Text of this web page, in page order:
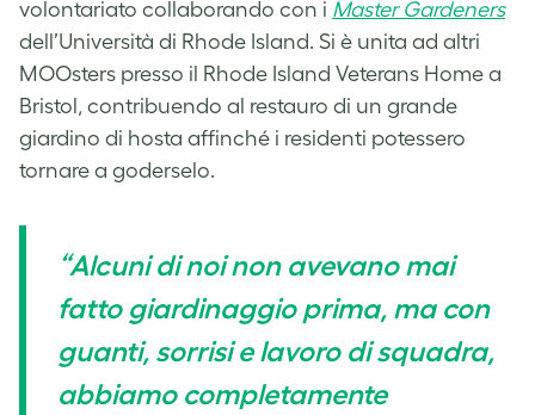
volontariato collaborando con i Master Gardeners
dell’Università di Rhode Island. Si è unita ad altri
MOOsters presso il Rhode Island Veterans Home a
Bristol, contribuendo al restauro di un grande
giardino di hosta affinché i residenti potessero
tornare a goderselo.
“Alcuni di noi non avevano mai
fatto giardinaggio prima, ma con
guanti, sorrisi e lavoro di squadra,
abbiamo completamente